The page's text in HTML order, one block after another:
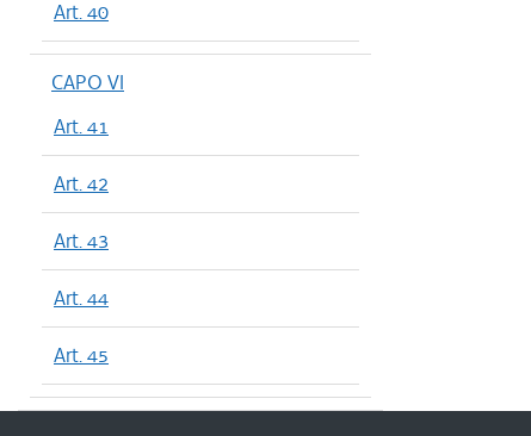
Art. 40
CAPO VI
Art. 41
Art. 42
Art. 43
Art. 44
Art. 45